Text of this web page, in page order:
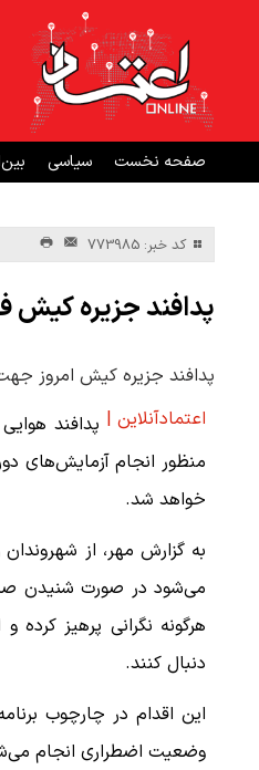
صفحه نخست سیاسی
کد خبر: 773985
پدافند جزیره کیش
پدافند جزیره کیش امروز
اعتمادآنلاین | پدافند
منظور انجام آزمایش‌های
خواهد شد.
به گزارش مهر، از
می‌شود در صورت شنیدن
هرگونه نگرانی پرهیز کرده
دنبال کنند.
این اقدام در چارچوب
وضعیت اضطراری انجام